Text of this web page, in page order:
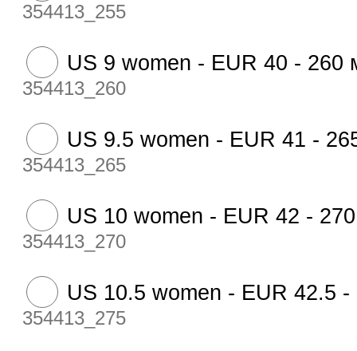
354413_255
US 9 women - EUR 40 - 260
354413_260
US 9.5 women - EUR 41 -
354413_265
US 10 women - EUR 42 -
354413_270
US 10.5 women - EUR 42.5
354413_275